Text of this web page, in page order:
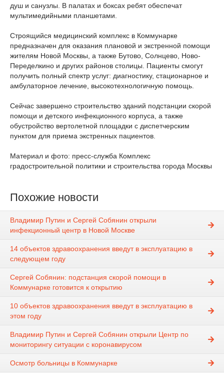
душ и санузлы. В палатах и боксах ребят обеспечат
мультимедийными планшетами.
Строящийся медицинский комплекс в Коммунарке
предназначен для оказания плановой и экстренной помощи
жителям Новой Москвы, а также Бутово, Солнцево, Ново-
Переделкино и других районов столицы. Пациенты смогут
получить полный спектр услуг: диагностику, стационарное и
амбулаторное лечение, высокотехнологичную помощь.
Сейчас завершено строительство зданий подстанции скорой
помощи и детского инфекционного корпуса, а также
обустройство вертолетной площадки с диспетчерским
пунктом для приема экстренных пациентов.
Материал и фото: пресс-служба Комплекс
градостроительной политики и строительства города Москвы
Похожие новости
Владимир Путин и Сергей Собянин открыли
инфекционный центр в Новой Москве
14 объектов здравоохранения введут в эксплуатацию в
следующем году
Сергей Собянин: подстанция скорой помощи в
Коммунарке готовится к открытию
10 объектов здравоохранения введут в эксплуатацию в
этом году
Владимир Путин и Сергей Собянин открыли Центр по
мониторингу ситуации с коронавирусом
Осмотр больницы в Коммунарке